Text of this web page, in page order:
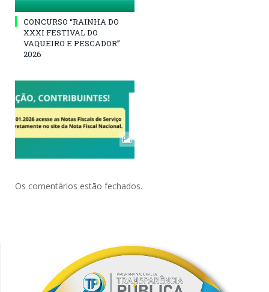
CONCURSO “RAINHA DO
XXXI FESTIVAL DO
VAQUEIRO E PESCADOR”
2026
Os comentários estão fechados.